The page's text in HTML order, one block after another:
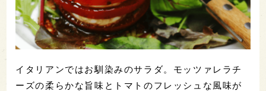
イタリアンではお馴染みのサラダ。モッツァレラチ
ーズの柔らかな旨味とトマトのフレッシュな風味が